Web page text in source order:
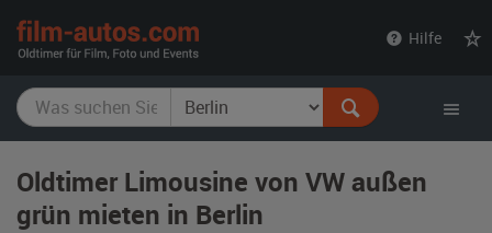
Hilfe
Oldtimer Limousine von VW außen
grün mieten in Berlin